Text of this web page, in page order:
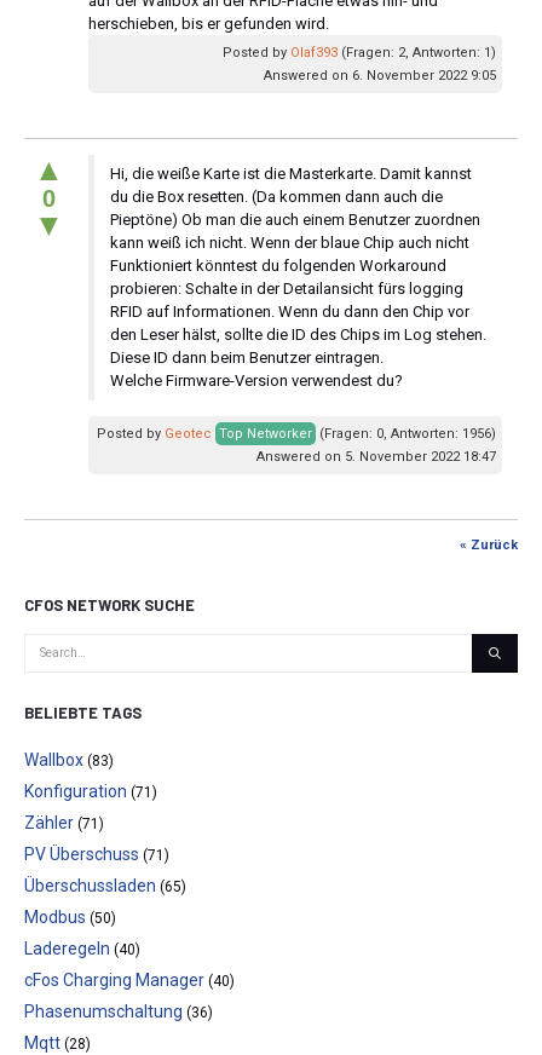
herschieben, bis er gefunden wird.
Posted by Olaf393 (Fragen: 2, Antworten: 1)
Answered on 6. November 2022 9:05
▲
0
▼
Hi, die weiße Karte ist die Masterkarte. Damit kannst
du die Box resetten. (Da kommen dann auch die
Pieptöne) Ob man die auch einem Benutzer zuordnen
kann weiß ich nicht. Wenn der blaue Chip auch nicht
Funktioniert könntest du folgenden Workaround
probieren: Schalte in der Detailansicht fürs logging
RFID auf Informationen. Wenn du dann den Chip vor
den Leser hälst, sollte die ID des Chips im Log stehen.
Diese ID dann beim Benutzer eintragen.
Welche Firmware-Version verwendest du?
Posted by Geotec Top Networker (Fragen: 0, Antworten: 1956)
Answered on 5. November 2022 18:47
« Zurück
CFOS NETWORK SUCHE
BELIEBTE TAGS
Wallbox (83)
Konfiguration (71)
Zähler (71)
PV Überschuss (71)
Überschussladen (65)
Modbus (50)
Laderegeln (40)
cFos Charging Manager (40)
Phasenumschaltung (36)
Mqtt (28)